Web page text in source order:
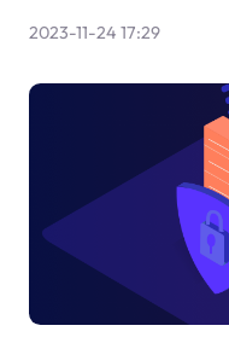
2023-11-24 17:29